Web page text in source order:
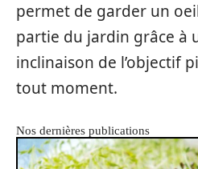
permet de garder un
partie du jardin grâce à
inclinaison de l’objectif
tout moment.
Nos dernières publications